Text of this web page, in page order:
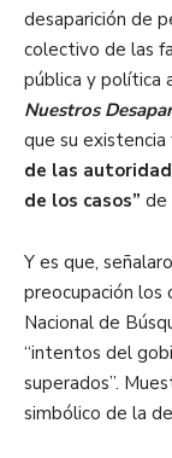
desaparición de
colectivo de las
pública y política
Nuestros
que su existencia
de las
de los casos” de
Y es que,
preocupación los
Nacional de
“intentos del
superados”.
simbólico de la